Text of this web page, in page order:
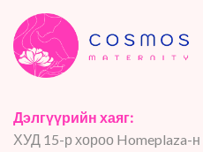
Дэлгүүрийн хаяг:
ХУД 15-р хороо Homeplaza-